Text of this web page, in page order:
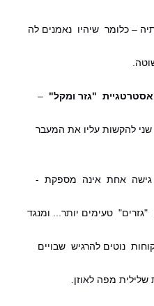
– כלומר שיהיו נאמנים לה
אסטרטגיית "גזר ומקל" –
שני להקשות עליו את המעבר
גישה אחת אינה מספקת -
טעימים יותר... ומנגד
נוטים להרגיש שבויים
מפה לאוזן.